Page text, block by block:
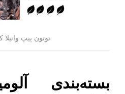
توتون پیپ وانیلا
بسته‌بندی